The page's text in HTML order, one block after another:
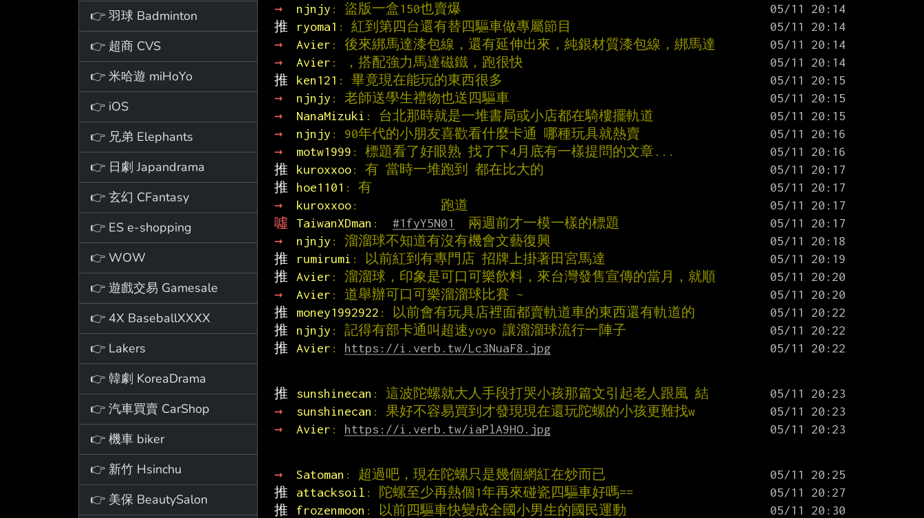
👉 羽球 Badminton
👉 超商 CVS
👉 米哈遊 miHoYo
👉 iOS
👉 兄弟 Elephants
👉 日劇 Japandrama
👉 玄幻 CFantasy
👉 ES e-shopping
👉 WOW
👉 遊戲交易 Gamesale
👉 4X BaseballXXXX
👉 Lakers
👉 韓劇 KoreaDrama
👉 汽車買賣 CarShop
👉 機車 biker
👉 新竹 Hsinchu
👉 美保 BeautySalon
→
njnjy : 盜版一盒150也賣爆
推
ryoma1 : 紅到第四台還有替四驅車做專屬節目
→
Avier : 後來綁馬達漆包線，還有延伸出來，純銀材質漆包線，綁馬達
→
Avier : ，搭配強力馬達磁鐵，跑很快
推
ken121 : 畢竟現在能玩的東西很多
→
njnjy : 老師送學生禮物也送四驅車
→
NanaMizuki : 台北那時就是一堆書局或小店都在騎樓擺軌道
→
njnjy : 90年代的小朋友喜歡看什麼卡通 哪種玩具就熱賣
→
motw1999 : 標題看了好眼熟 找了下4月底有一樣提問的文章...
推
kuroxxoo: 有 當時一堆跑到 都在比大的
推
hoe1101 : 有
→
kuroxxoo:            跑道
噓
TaiwanXDman : #1fyY5N01
  兩週前才一模一樣的標題
→
njnjy : 溜溜球不知道有沒有機會文藝復興
推
rumirumi : 以前紅到有專門店 招牌上掛著田宮馬達
推 Avier : 溜溜球，印象是可口可樂飲料，來台灣發售宣傳的當月，就順
→
Avier : 道舉辦可口可樂溜溜球比賽 ~
推
money1992922 : 以前會有玩具店裡面都賣軌道車的東西還有軌道的
推
njnjy : 記得有部卡通叫超速yoyo 讓溜溜球流行一陣子
推 Avier : https://i.verb.tw/Lc3NuaF8.jpg
推 sunshinecan : 這波陀螺就大人手段打哭小孩那篇文引起老人跟風 結
→
sunshinecan : 果好不容易買到才發現現在還玩陀螺的小孩更難找w
→
Avier : https://i.verb.tw/iaPlA9HO.jpg
→ Satoman : 超過吧，現在陀螺只是幾個網紅在炒而已
推
attacksoil : 陀螺至少再熱個1年再來碰瓷四驅車好嗎==
推
frozenmoon : 以前四驅車快變成全國小男生的國民運動